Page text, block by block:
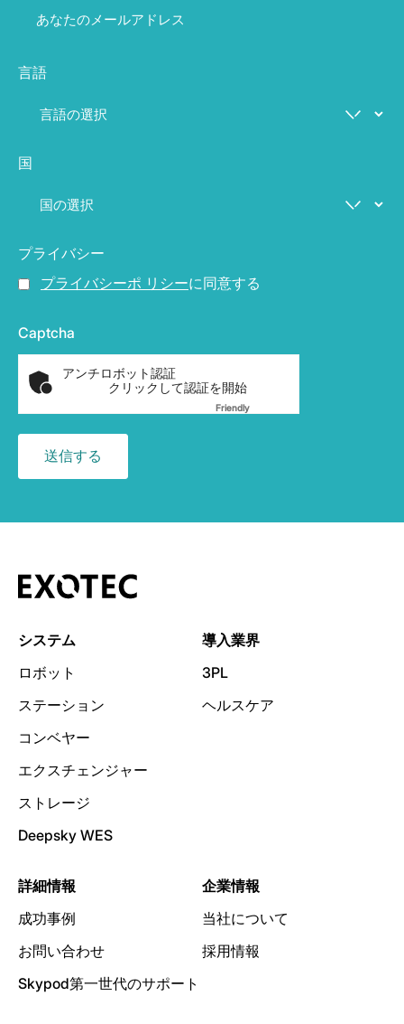
言語
国
プライバシー
プライバシーポ リシーに同意する
Captcha
アンチロボット認証
クリックして認証を開始
FriendlyCaptcha ⇗
システム
ロボット
ステーション
コンベヤー
エクスチェンジャー
ストレージ
Deepsky WES
導入業界
3PL
ヘルスケア
詳細情報
成功事例
お問い合わせ
Skypod第一世代のサポート
企業情報
当社について
採用情報